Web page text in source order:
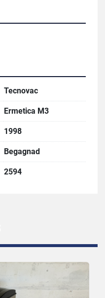
Tecnovac
Ermetica M3
1998
Begagnad
2594